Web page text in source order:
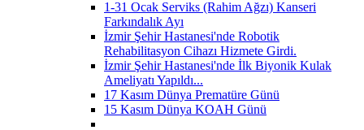
1-31 Ocak Serviks (Rahim Ağzı) Kanseri
Farkındalık Ayı
İzmir Şehir Hastanesi'nde Robotik
Rehabilitasyon Cihazı Hizmete Girdi.
İzmir Şehir Hastanesi'nde İlk Biyonik Kulak
Ameliyatı Yapıldı...
17 Kasım Dünya Prematüre Günü
15 Kasım Dünya KOAH Günü